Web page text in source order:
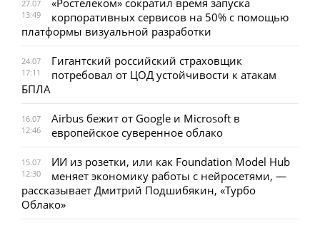
27.07
13:49
корпоративных сервисов на 50% с помощью
платформы визуальной разработки
24.07
17:11
Гигантский российский страховщик
потребовал от ЦОД устойчивости к атакам
БПЛА
16.07
12:46
Airbus бежит от Google и Microsoft в
европейское суверенное облако
15.07
12:30
ИИ из розетки, или как Foundation Model Hub
меняет экономику работы с нейросетями, —
рассказывает Дмитрий Подшибякин, «Турбо
Облако»